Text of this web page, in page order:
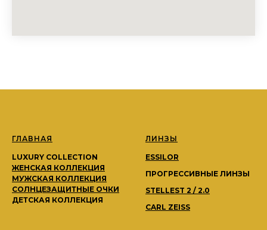
ГЛАВНАЯ
LUXURY COLLECTION
ЖЕНСКАЯ КОЛЛЕКЦИЯ
МУЖСКАЯ КОЛЛЕКЦИЯ
СОЛНЦЕЗАЩИТНЫЕ ОЧКИ
ДЕТСКАЯ КОЛЛЕКЦИЯ
ЛИНЗЫ
ESSILOR
ПРОГРЕССИВНЫЕ ЛИНЗЫ
STELLEST 2 / 2.0
CARL ZEISS